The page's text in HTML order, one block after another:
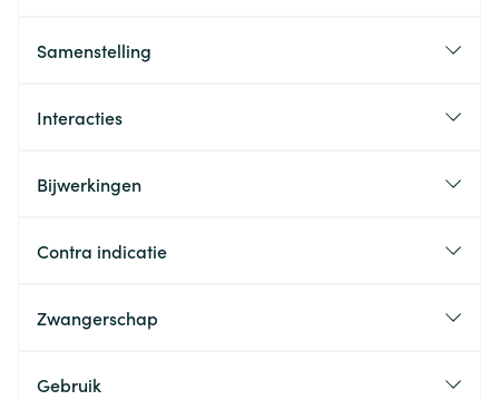
Samenstelling
Interacties
Bijwerkingen
Contra indicatie
Zwangerschap
Gebruik